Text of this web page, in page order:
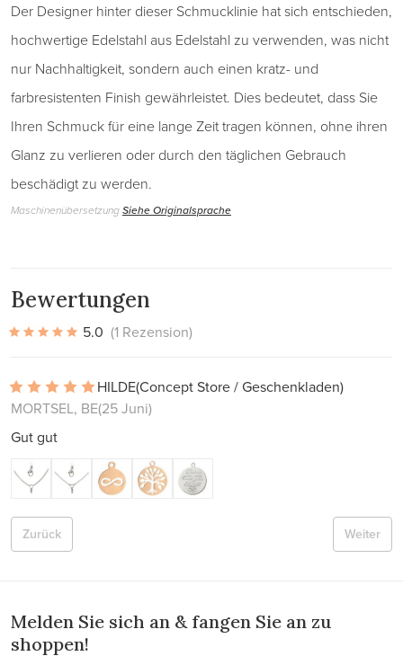
Der Designer hinter dieser Schmucklinie hat sich entschieden,
hochwertige Edelstahl aus Edelstahl zu verwenden, was nicht
nur Nachhaltigkeit, sondern auch einen kratz- und
farbresistenten Finish gewährleistet. Dies bedeutet, dass Sie
Ihren Schmuck für eine lange Zeit tragen können, ohne ihren
Glanz zu verlieren oder durch den täglichen Gebrauch
beschädigt zu werden.
MaschinenübersetzungSiehe Originalsprache
Bewertungen
5.0 (1 Rezension)
HILDE(Concept Store / Geschenkladen)
MORTSEL, BE(25 Juni)
Gut gut
Weiter
Zurück
Melden Sie sich an & fangen Sie an zu
shoppen!